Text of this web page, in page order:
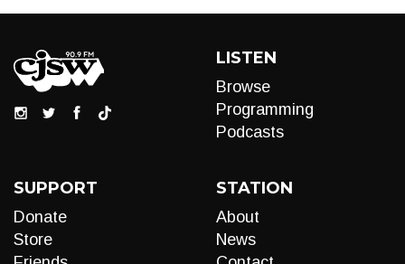
LISTEN
Browse
Programming
Podcasts
SUPPORT
Donate
Store
STATION
About
News